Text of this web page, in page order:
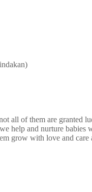
all of them are granted
help and nurture babies
grow with love and care